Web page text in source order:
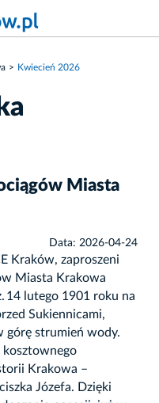
Kwiecień 2026
Miasta
Data: 2026-04-24
Kraków, zaproszeni
Miasta Krakowa
lutego 1901 roku na
Sukiennicami,
górę strumień wody.
kosztownego
Krakowa –
Józefa. Dzięki